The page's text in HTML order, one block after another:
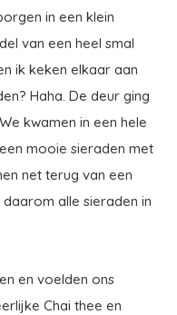
in een klein
van een heel smal
ik keken elkaar aan
Haha. De deur ging
kwamen in een hele
mooie sieraden met
net terug van een
alle sieraden in
en voelden ons
Chai thee en